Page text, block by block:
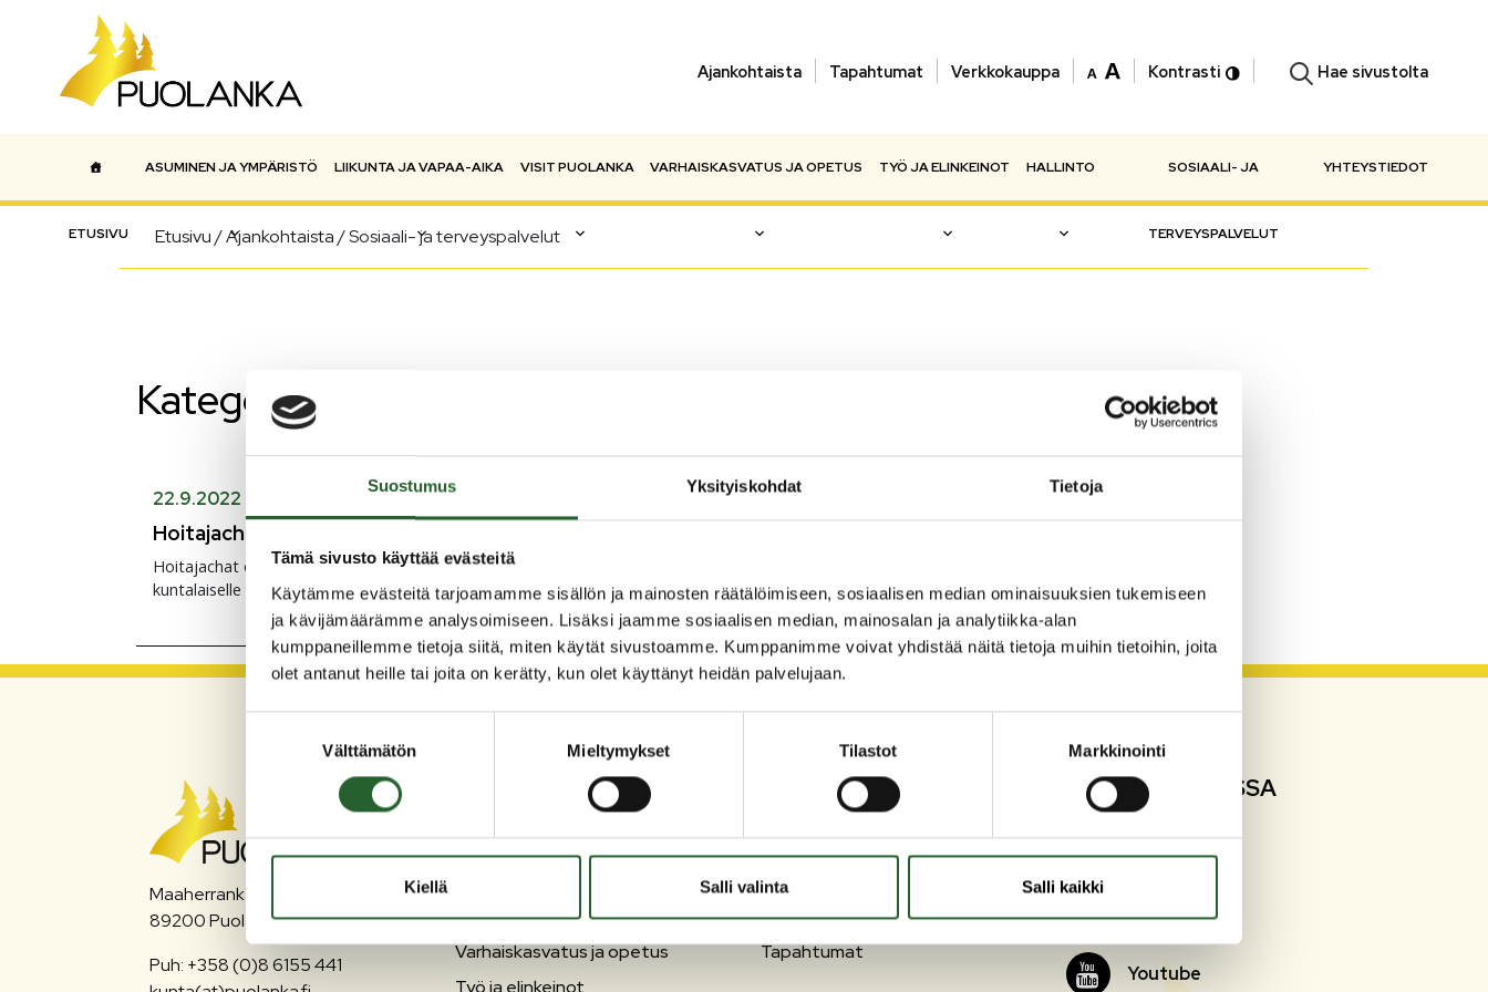
Suostumus Yksityiskohdat Tietoja
Tämä sivusto käyttää evästeitä
Käytämme evästeitä tarjoamamme sisällön ja mainosten räätälöimiseen, sosiaalisen median ominaisuuksien tukemiseen
ja kävijämäärämme analysoimiseen. Lisäksi jaamme sosiaalisen median, mainosalan ja analytiikka-alan
kumppaneillemme tietoja siitä, miten käytät sivustoamme. Kumppanimme voivat yhdistää näitä tietoja muihin tietoihin, joita
olet antanut heille tai joita on kerätty, kun olet käyttänyt heidän palvelujaan.
Välttämätön Mieltymykset Tilastot Markkinointi
Kiellä Salli valinta Salli kaikki
Ajankohtaista Tapahtumat Verkkokauppa Kontrasti Hae sivustolta
Päävalikko
ETUSIVU
ASUMINEN JA YMPÄRISTÖ LIIKUNTA JA VAPAA-AIKA VISIT PUOLANKA VARHAISKASVATUS JA OPETUS TYÖ JA ELINKEINOT HALLINTO SOSIAALI- JA
TERVEYSPALVELUT
YHTEYSTIEDOT
Etusivu/Ajankohtaista/Sosiaali- ja terveyspalvelut
Kategoria:
22.9.2022
Hoitajachat
Hoitajachat on avoinna joka arkipäivä kello 10–15. Pääset hoitajachattiin tästä linkistä. Palvelu on suomenkielinen ja
kuntalaiselle maksuton.
Maaherrankatu 7
89200 Puolanka
Puh: +358 (0)8 6155 441
Asuminen ja ympäristö
Matkailu
Varhaiskasvatus ja opetus
Työ ja elinkeinot
OIKOPOLUT
Yhteystiedot
Esityslistat ja pöytäkirjat
Ajankohtaista
Tapahtumat
SEURAA SOMESSA
FacebookFacebook
InstagramInstagram
YoutubeYoutube